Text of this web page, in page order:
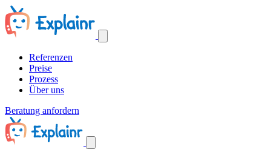
Referenzen
Preise
Prozess
Über uns
Beratung anfordern